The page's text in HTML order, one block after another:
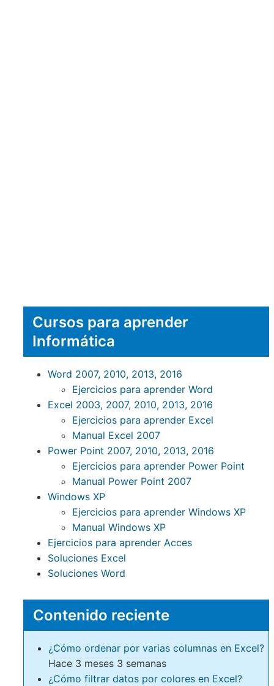
Cursos para aprender
Informática
Word 2007, 2010, 2013, 2016
Ejercicios para aprender Word
Excel 2003, 2007, 2010, 2013, 2016
Ejercicios para aprender Excel
Manual Excel 2007
Power Point 2007, 2010, 2013, 2016
Ejercicios para aprender Power Point
Manual Power Point 2007
Windows XP
Ejercicios para aprender Windows XP
Manual Windows XP
Ejercicios para aprender Acces
Soluciones Excel
Soluciones Word
Contenido reciente
¿Cómo ordenar por varias columnas en Excel?
Hace 3 meses 3 semanas
¿Cómo filtrar datos por colores en Excel?